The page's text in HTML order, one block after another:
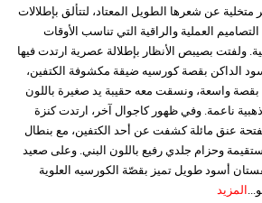
عن شعرها الطويل المعتاد، لتتألق بإطلالات
العملية والراقية التي تناسب الأوقات
ولفتت بصيبص الأنظار بإطلالة عصرية ارتدت فيها
الداكن بقصة كورسيه ضيقة مكشوفة الكتفين،
بقصة واسعة، ونسقت معه حقيبة يد صغيرة باللون
ناعمة. وفي ظهور كاجوال آخر، ارتدت كنزة
بفتحة عنق مائلة كشفت عن أحد الكتفين، مع بنطال
وحزام جلدي رفيع باللون البني. وعلى صعيد
أسود طويل تميز بقصّة الكورسيه العلوية
المزيد